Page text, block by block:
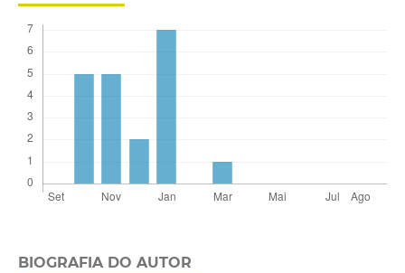
BIOGRAFIA DO AUTOR